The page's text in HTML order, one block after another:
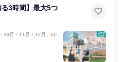
3時間】最大5つ
・11月・12月、2027年1月